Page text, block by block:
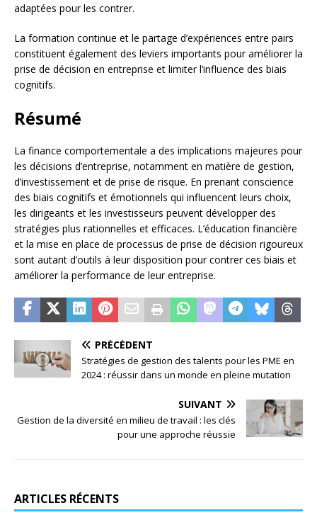
adaptées pour les contrer.
La formation continue et le partage d’expériences entre pairs
constituent également des leviers importants pour améliorer la
prise de décision en entreprise et limiter l’influence des biais
cognitifs.
Résumé
La finance comportementale a des implications majeures pour
les décisions d’entreprise, notamment en matière de gestion,
d’investissement et de prise de risque. En prenant conscience
des biais cognitifs et émotionnels qui influencent leurs choix,
les dirigeants et les investisseurs peuvent développer des
stratégies plus rationnelles et efficaces. L’éducation financière
et la mise en place de processus de prise de décision rigoureux
sont autant d’outils à leur disposition pour contrer ces biais et
améliorer la performance de leur entreprise.
PRÉCÉDENT
Stratégies de gestion des talents pour les PME en
2024 : réussir dans un monde en pleine mutation
SUIVANT
Gestion de la diversité en milieu de travail : les clés
pour une approche réussie
ARTICLES RÉCENTS